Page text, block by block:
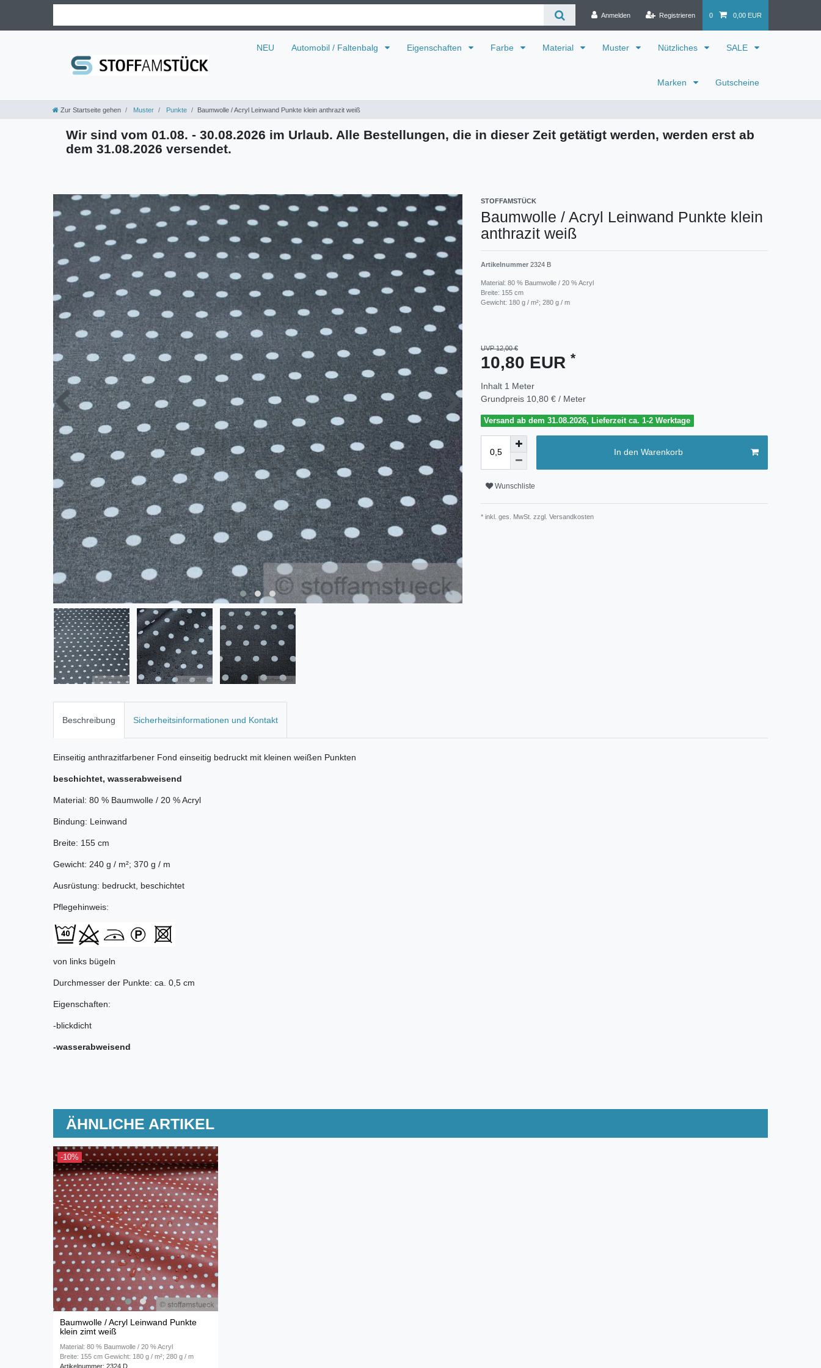
Anmelden Registrieren 0 0,00 EUR
NEU Automobil / Faltenbalg Eigenschaften Farbe Material Muster Nützliches SALE
Marken Gutscheine
Zur Startseite gehen Muster Punkte Baumwolle / Acryl Leinwand Punkte klein anthrazit weiß
Wir sind vom 01.08. - 30.08.2026 im Urlaub. Alle Bestellungen, die in dieser Zeit getätigt werden, werden erst ab
dem 31.08.2026 versendet.
STOFFAMSTÜCK
Baumwolle / Acryl Leinwand Punkte klein
anthrazit weiß
Artikelnummer 2324 B
Material: 80 % Baumwolle / 20 % Acryl
Breite: 155 cm
Gewicht: 180 g / m²; 280 g / m
UVP 12,00 €
10,80 EUR *
Inhalt 1 Meter
Grundpreis 10,80 € / Meter
Versand ab dem 31.08.2026, Lieferzeit ca. 1-2 Werktage
In den Warenkorb
Wunschliste
* inkl. ges. MwSt. zzgl. Versandkosten
Beschreibung Sicherheitsinformationen und Kontakt
Einseitig anthrazitfarbener Fond einseitig bedruckt mit kleinen weißen Punkten
beschichtet, wasserabweisend
Material: 80 % Baumwolle / 20 % Acryl
Bindung: Leinwand
Breite: 155 cm
Gewicht: 240 g / m²; 370 g / m
Ausrüstung: bedruckt, beschichtet
Pflegehinweis:
von links bügeln
Durchmesser der Punkte: ca. 0,5 cm
Eigenschaften:
-blickdicht
-wasserabweisend
ÄHNLICHE ARTIKEL
-10%
Baumwolle / Acryl Leinwand Punkte
klein zimt weiß
Material: 80 % Baumwolle / 20 % Acryl
Breite: 155 cm Gewicht: 180 g / m²; 280 g / m
Artikelnummer: 2324 D